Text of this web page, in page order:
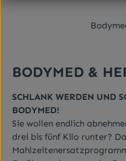
BODYMED &
SCHLANK WERDEN UND
BODYMED!
Sie wollen endlich
drei bis fünf Kilo runter?